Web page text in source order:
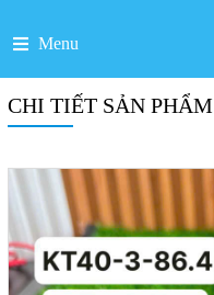
Menu
CHI TIẾT SẢN PHẨM